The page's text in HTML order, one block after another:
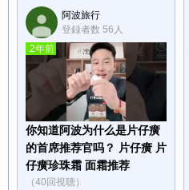
阿波旅行
登録者数 56人
2年前
你知道阿波为什么是片仔癀
的首席推荐官吗？ 片仔癀 片
仔癀珍珠霜 面霜推荐
（40回視聴）